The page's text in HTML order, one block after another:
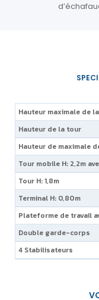
Hauteur maximale de
Hauteur de la tour
Hauteur de maximale
Tour mobile H: 2,2m
Tour H: 1,8m
Terminal H: 0,80m
Plateforme de travail
Double garde-corps
4 Stabilisateurs